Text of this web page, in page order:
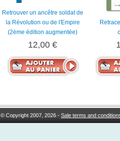
Retrouver un ancêtre soldat de
la Révolution ou de l'Empire
(2ème édition augmentée)
12,00 €
© Copyright 2007, 2026 -Sale terms and